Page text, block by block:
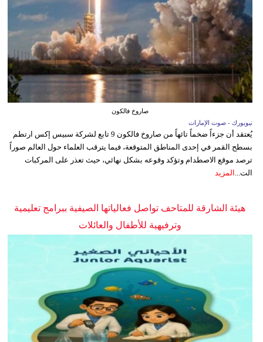
صاروخ فالكون
نيويورك - صوت الإمارات
يُعتقد أن جزءاً ضخماً تائهاً من صاروخ فالكون 9 تابع لشركة سبيس إكس ارتطم
بسطح القمر في إحدى المناطق المتوقعة، فيما يترقب العلماء حول العالم صوراً
ترصد موقع الاصطدام وتؤكد وقوعه بشكل نهائي، حيث تعذر على المركبات
الت...
المزيد
هيئة الشارقة للمتاحف تواصل فعالياتها الصيفية ببرامج تعليمية
وترفيهية للأطفال والعائلات